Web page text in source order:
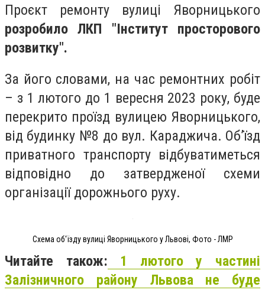
Проєкт ремонту вулиці Яворницького
розробило ЛКП "Інститут просторового
розвитку".
За його словами, на час ремонтних робіт
– з 1 лютого до 1 вересня 2023 року, буде
перекрито проїзд вулицею Яворницького,
від будинку №8 до вул. Караджича. Об’їзд
приватного транспорту відбуватиметься
відповідно до затвердженої схеми
організації дорожнього руху.
Схема об'їзду вулиці Яворницького у Львові, Фото - ЛМР
Читайте також: 1 лютого у частині
Залізничного району Львова не буде